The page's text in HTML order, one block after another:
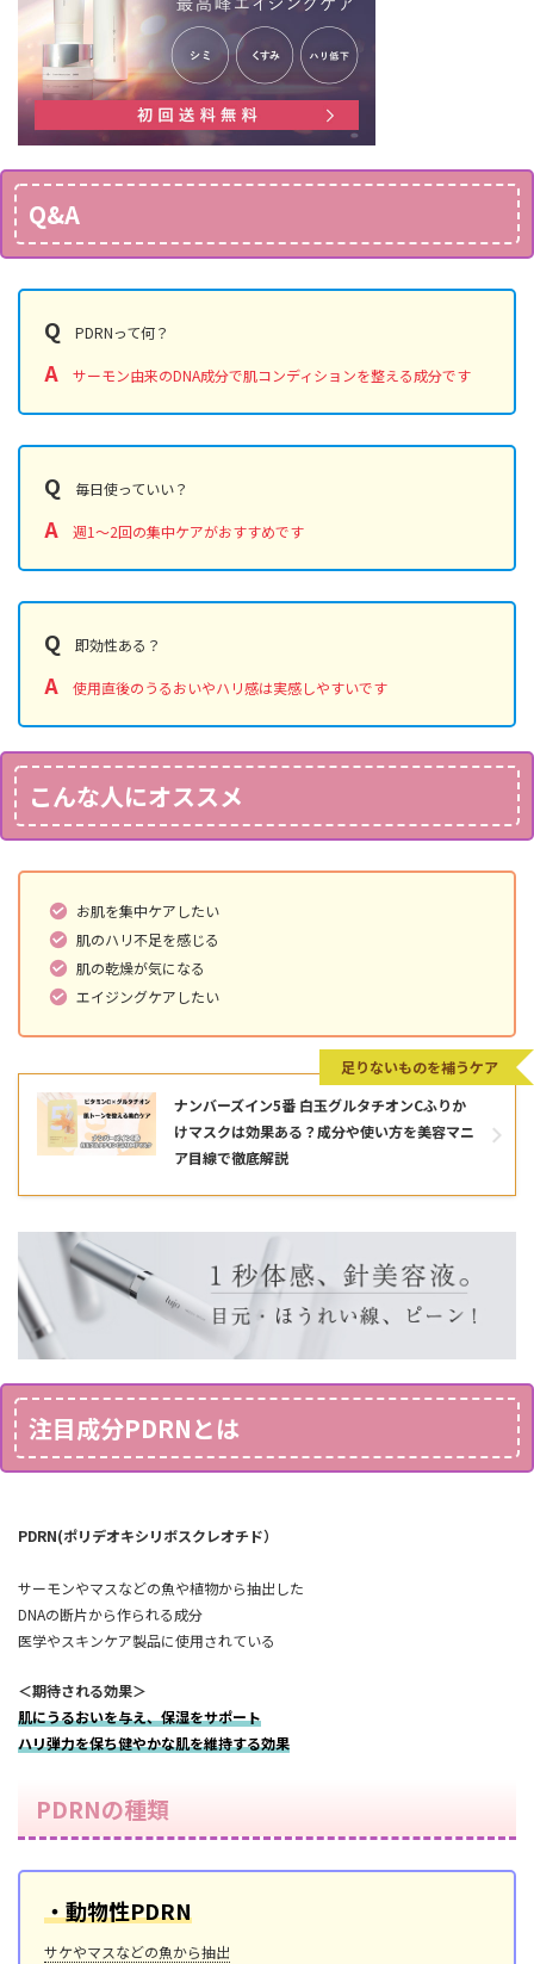
Q&A
Q PDRNって何？
A サーモン由来のDNA成分で肌コンディションを整える成分です
Q 毎日使っていい？
A 週1〜2回の集中ケアがおすすめです
Q 即効性ある？
A 使用直後のうるおいやハリ感は実感しやすいです
こんな人にオススメ
お肌を集中ケアしたい
肌のハリ不足を感じる
肌の乾燥が気になる
エイジングケアしたい
ナンバーズイン5番 白玉グルタチオンCふりか
けマスクは効果ある？成分や使い方を美容マニ
ア目線で徹底解説
足りないものを補うケア
注目成分PDRNとは
PDRN(ポリデオキシリボスクレオチド）
サーモンやマスなどの魚や植物から抽出した
DNAの断片から作られる成分
医学やスキンケア製品に使用されている
＜期待される効果＞
肌にうるおいを与え、保湿をサポート
ハリ弾力を保ち健やかな肌を維持する効果
PDRNの種類
・動物性PDRN
サケやマスなどの魚から抽出